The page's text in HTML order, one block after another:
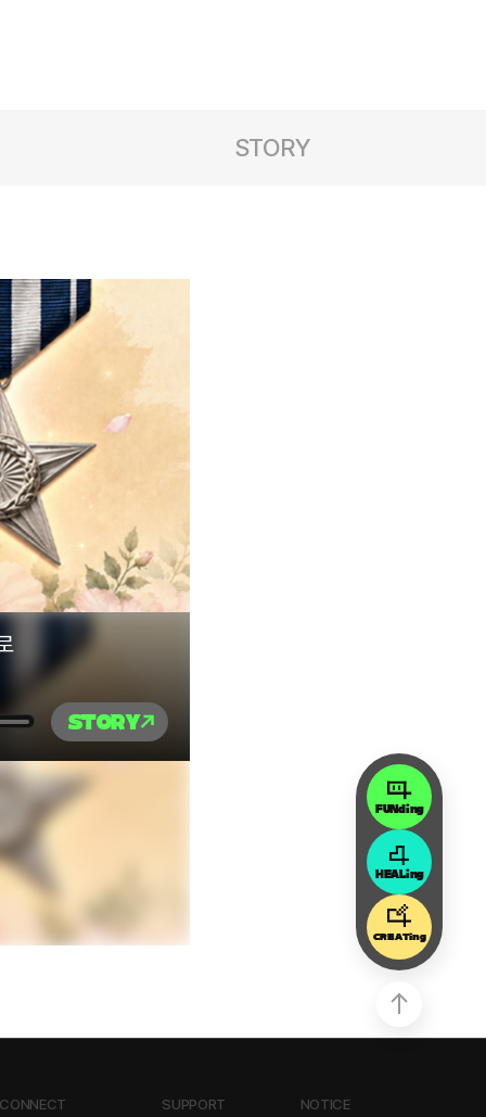
STORY
STORY
FUNding
HEALing
CREATing
CONNECT
SUPPORT
NOTICE